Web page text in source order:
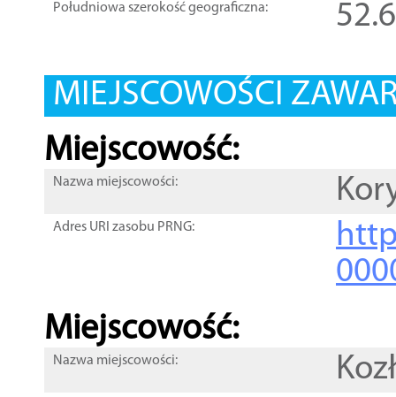
Południowa szerokość geograficzna:
MIEJSCOWOŚCI
Miejscowość:
Nazwa miejscowości:
Adres URI zasobu PRNG:
Miejscowość:
Nazwa miejscowości: